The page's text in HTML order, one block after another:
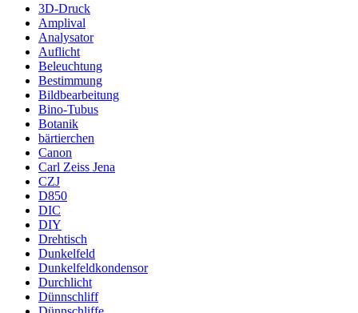
3D-Druck
Amplival
Analysator
Auflicht
Beleuchtung
Bestimmung
Bildbearbeitung
Bino-Tubus
Botanik
bärtierchen
Canon
Carl Zeiss Jena
CZJ
D850
DIC
DIY
Drehtisch
Dunkelfeld
Dunkelfeldkondensor
Durchlicht
Dünnschliff